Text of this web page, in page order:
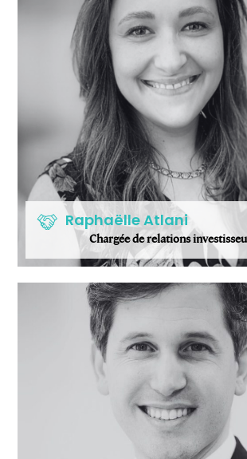
Raphaëlle Atlani
Chargée de relations